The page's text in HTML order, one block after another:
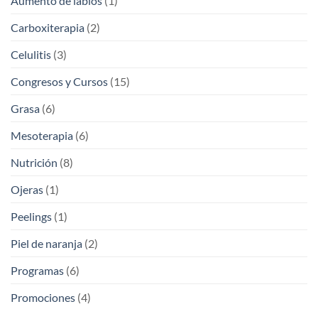
Carboxiterapia (2)
Celulitis (3)
Congresos y Cursos (15)
Grasa (6)
Mesoterapia (6)
Nutrición (8)
Ojeras (1)
Peelings (1)
Piel de naranja (2)
Programas (6)
Promociones (4)